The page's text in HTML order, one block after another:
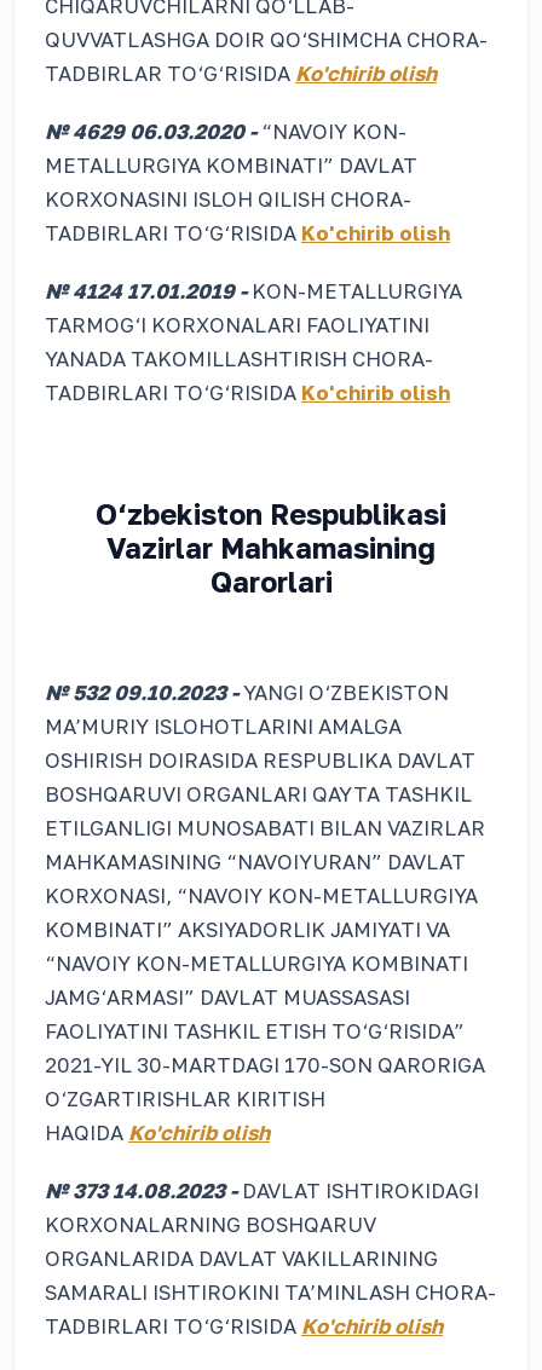
CHIQARUVCHILARNI QO‘LLAB-
QUVVATLASHGA DOIR QO‘SHIMCHA CHORA-
TADBIRLAR TO‘G‘RISIDA Ko'chirib olish
№ 4629 06.03.2020 -“NAVOIY KON-
METALLURGIYA KOMBINATI” DAVLAT
KORXONASINI ISLOH QILISH CHORA-
TADBIRLARI TO‘G‘RISIDA Ko'chirib olish
№ 4124 17.01.2019 -KON-METALLURGIYA
TARMOG‘I KORXONALARI FAOLIYATINI
YANADA TAKOMILLASHTIRISH CHORA-
TADBIRLARI TO‘G‘RISIDA Ko'chirib olish
O‘zbekiston Respublikasi
Vazirlar Mahkamasining
Qarorlari
№ 532 09.10.2023 -YANGI O‘ZBEKISTON
MA’MURIY ISLOHOTLARINI AMALGA
OSHIRISH DOIRASIDA RESPUBLIKA DAVLAT
BOSHQARUVI ORGANLARI QAYTA TASHKIL
ETILGANLIGI MUNOSABATI BILAN VAZIRLAR
MAHKAMASINING “NAVOIYURAN” DAVLAT
KORXONASI, “NAVOIY KON-METALLURGIYA
KOMBINATI” AKSIYADORLIK JAMIYATI VA
“NAVOIY KON-METALLURGIYA KOMBINATI
JAMG‘ARMASI” DAVLAT MUASSASASI
FAOLIYATINI TASHKIL ETISH TO‘G‘RISIDA”
2021-YIL 30-MARTDAGI 170-SON QARORIGA
O‘ZGARTIRISHLAR KIRITISH
HAQIDA Ko'chirib olish
№ 373 14.08.2023 -DAVLAT ISHTIROKIDAGI
KORXONALARNING BOSHQARUV
ORGANLARIDA DAVLAT VAKILLARINING
SAMARALI ISHTIROKINI TA’MINLASH CHORA-
TADBIRLARI TO‘G‘RISIDA Ko'chirib olish